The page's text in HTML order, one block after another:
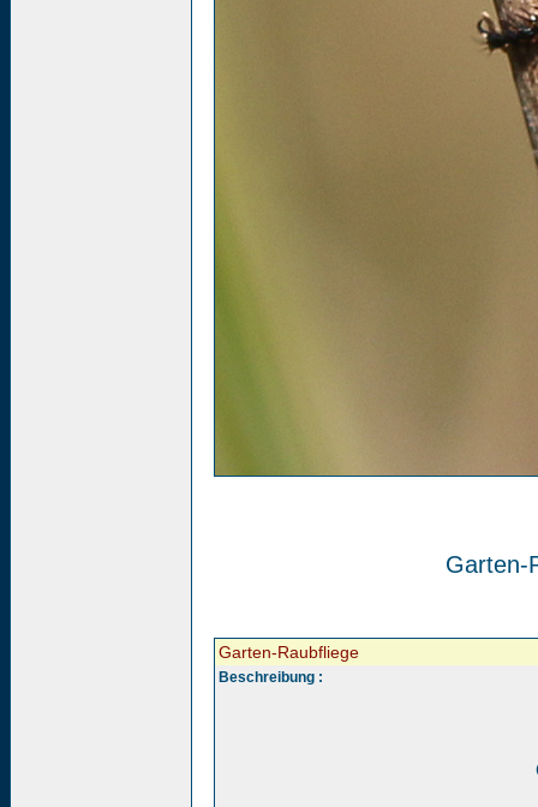
Garten-
Garten-Raubfliege
Beschreibung :